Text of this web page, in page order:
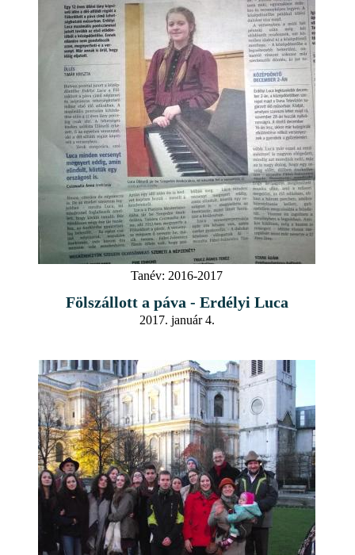
Tanév: 2016-2017
Fölszállott a páva - Erdélyi Luca
2017. január 4.